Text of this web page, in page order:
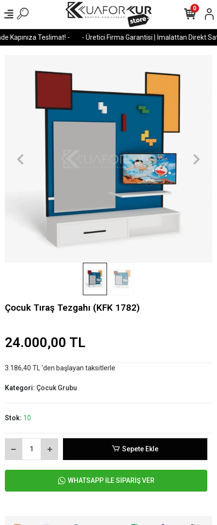
Kapınıza Teslimat! - - Üretici Firma Garantisi | İmalattan Direkt
0
Çocuk Tıraş Tezgahı (KFK 1782)
24.000,00 TL
3.186,40 TL 'den başlayan taksitlerle
Kategori: Çocuk Grubu
Stok: 10
Sepete Ekle
WHATSAPP İLE SİPARİŞ VER